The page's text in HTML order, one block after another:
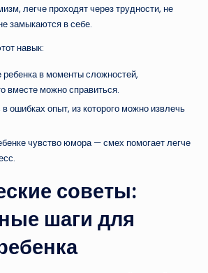
легче проходят через трудности, не
замыкаются в себе.
навык:
в моменты сложностей,
вместе можно справиться.
ошибках опыт, из которого можно извлечь
чувство юмора — смех помогает легче
советы:
шаги для